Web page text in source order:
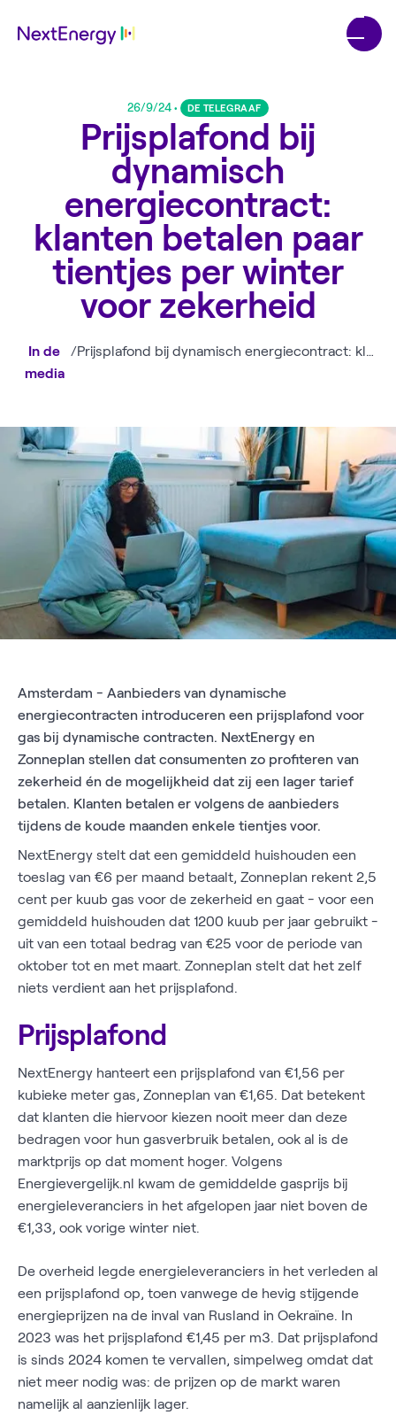
26/9/24 • DE TELEGRAAF
Prijsplafond bij
dynamisch
energiecontract:
klanten betalen paar
tientjes per winter
voor zekerheid
In de
media
/ Prijsplafond bij dynamisch energiecontract: klanten betalen paar tientjes per winter voor zekerheid
Amsterdam - Aanbieders van dynamische
energiecontracten introduceren een prijsplafond voor
gas bij dynamische contracten. NextEnergy en
Zonneplan stellen dat consumenten zo profiteren van
zekerheid én de mogelijkheid dat zij een lager tarief
betalen. Klanten betalen er volgens de aanbieders
tijdens de koude maanden enkele tientjes voor.
NextEnergy stelt dat een gemiddeld huishouden een
toeslag van €6 per maand betaalt, Zonneplan rekent 2,5
cent per kuub gas voor de zekerheid en gaat - voor een
gemiddeld huishouden dat 1200 kuub per jaar gebruikt -
uit van een totaal bedrag van €25 voor de periode van
oktober tot en met maart. Zonneplan stelt dat het zelf
niets verdient aan het prijsplafond.
Prijsplafond
NextEnergy hanteert een prijsplafond van €1,56 per
kubieke meter gas, Zonneplan van €1,65. Dat betekent
dat klanten die hiervoor kiezen nooit meer dan deze
bedragen voor hun gasverbruik betalen, ook al is de
marktprijs op dat moment hoger. Volgens
Energievergelijk.nl kwam de gemiddelde gasprijs bij
energieleveranciers in het afgelopen jaar niet boven de
€1,33, ook vorige winter niet.
De overheid legde energieleveranciers in het verleden al
een prijsplafond op, toen vanwege de hevig stijgende
energieprijzen na de inval van Rusland in Oekraïne. In
2023 was het prijsplafond €1,45 per m3. Dat prijsplafond
is sinds 2024 komen te vervallen, simpelweg omdat dat
niet meer nodig was: de prijzen op de markt waren
namelijk al aanzienlijk lager.